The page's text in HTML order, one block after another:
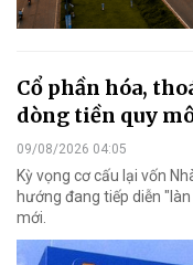
Cổ phần hóa,
dòng tiền quy
09/08/2026 04:05
Kỳ vọng cơ cấu lại vốn
hướng đang tiếp diễn
mới.